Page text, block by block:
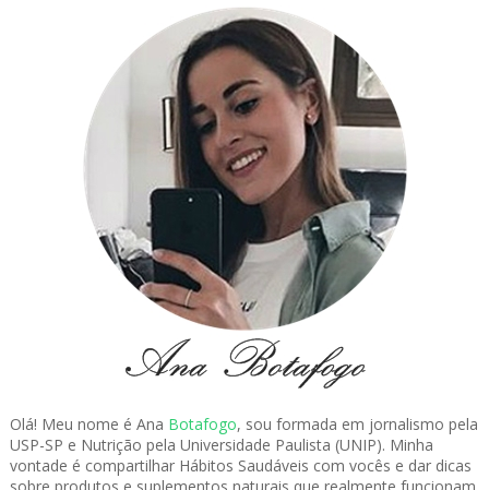
Olá! Meu nome é Ana Botafogo, sou formada em jornalismo pela
USP-SP e Nutrição pela Universidade Paulista (UNIP). Minha
vontade é compartilhar Hábitos Saudáveis com vocês e dar dicas